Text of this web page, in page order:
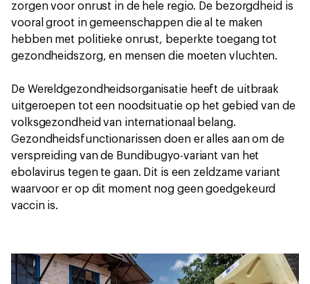
zorgen voor onrust in de hele regio. De bezorgdheid is
vooral groot in gemeenschappen die al te maken
hebben met politieke onrust, beperkte toegang tot
gezondheidszorg, en mensen die moeten vluchten.
De Wereldgezondheidsorganisatie heeft de uitbraak
uitgeroepen tot een noodsituatie op het gebied van de
volksgezondheid van internationaal belang.
Gezondheidsfunctionarissen doen er alles aan om de
verspreiding van de Bundibugyo-variant van het
ebolavirus tegen te gaan. Dit is een zeldzame variant
waarvoor er op dit moment nog geen goedgekeurd
vaccin is.